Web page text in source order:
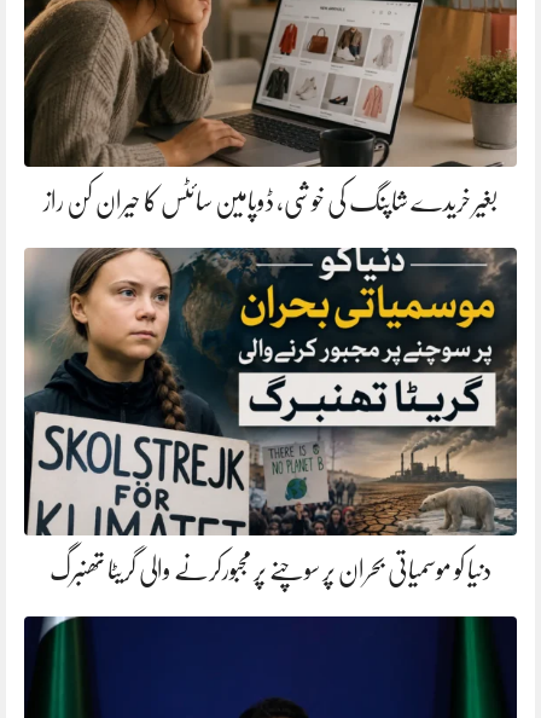
بغیر خریدے شاپنگ کی خوشی، ڈوپامین سائٹس کا حیران کن راز
دنیا کو موسمیاتی بحران پر سوچنے پر مجبورکرنے والی گریٹا تھنبرگ